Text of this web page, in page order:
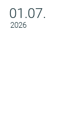
01.07.
2026